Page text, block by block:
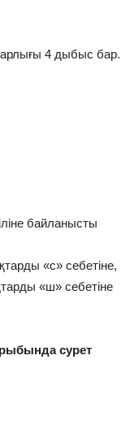
4 дыбыс бар.
байланысты
«с» себетіне,
«ш» себетіне
сурет